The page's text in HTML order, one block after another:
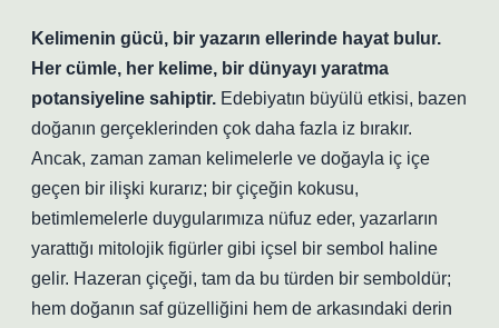
Kelimenin gücü, bir yazarın ellerinde hayat bulur.
Her cümle, her kelime, bir dünyayı yaratma
potansiyeline sahiptir. Edebiyatın büyülü etkisi, bazen
doğanın gerçeklerinden çok daha fazla iz bırakır.
Ancak, zaman zaman kelimelerle ve doğayla iç içe
geçen bir ilişki kurarız; bir çiçeğin kokusu,
betimlemelerle duygularımıza nüfuz eder, yazarların
yarattığı mitolojik figürler gibi içsel bir sembol haline
gelir. Hazeran çiçeği, tam da bu türden bir semboldür;
hem doğanın saf güzelliğini hem de arkasındaki derin